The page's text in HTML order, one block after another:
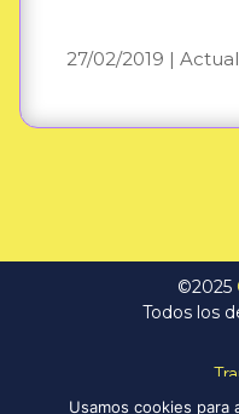
27/02/2019 |
©2025
Todos los
Usamos cookies para